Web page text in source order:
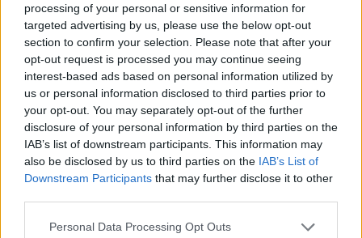
processing of your personal or sensitive information for
targeted advertising by us, please use the below opt-out
section to confirm your selection. Please note that after your
opt-out request is processed you may continue seeing
interest-based ads based on personal information utilized by
us or personal information disclosed to third parties prior to
your opt-out. You may separately opt-out of the further
disclosure of your personal information by third parties on the
IAB’s list of downstream participants. This information may
also be disclosed by us to third parties on the IAB’s List of
Downstream Participants that may further disclose it to other
Personal Data Processing Opt Outs
lanțuri. Tatăl lui s-a spânzurat, iar fiica lui are
un fond de vânătoare
*Curtea Constituţională Criminală. La cererea
lui Ciorbea, CCR a respins legea care obliga
posesorii de cartele pre-pay să-şi dea datele
personale. Monstrul din Caracal folosea cartele